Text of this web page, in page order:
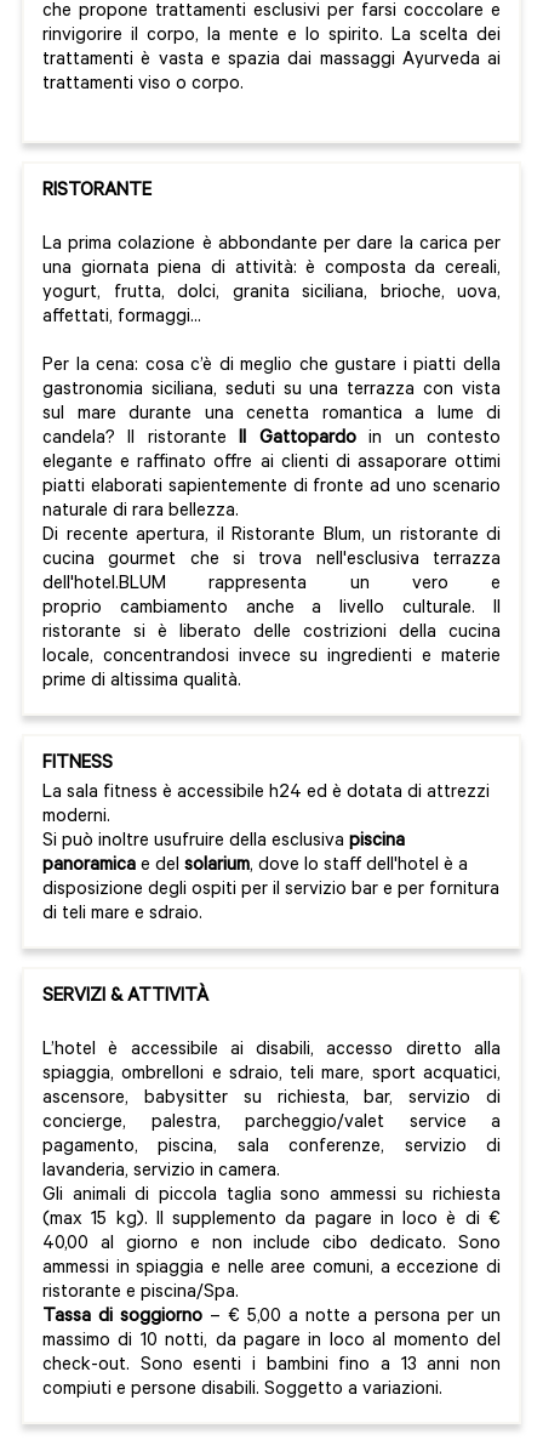
che propone trattamenti esclusivi per farsi coccolare e
rinvigorire il corpo, la mente e lo spirito. La scelta dei
trattamenti è vasta e spazia dai massaggi Ayurveda ai
trattamenti viso o corpo.
RISTORANTE
La prima colazione è abbondante per dare la carica per
una giornata piena di attività: è composta da cereali,
yogurt, frutta, dolci, granita siciliana, brioche, uova,
affettati, formaggi...
Per la cena: cosa c’è di meglio che gustare i piatti della
gastronomia siciliana, seduti su una terrazza con vista
sul mare durante una cenetta romantica a lume di
candela? Il ristoranteIl Gattopardoin un contesto
elegante e raffinato offre ai clienti di assaporare ottimi
piatti elaborati sapientemente di fronte ad uno scenario
naturale di rara bellezza.
Di recente apertura, il Ristorante Blum, un ristorante di
cucina gourmet che si trova nell'esclusiva terrazza
dell'hotel.BLUM rappresenta un vero e
proprio cambiamento anche a livello culturale. Il
ristorante si è liberato delle costrizioni della cucina
locale, concentrandosi invece su ingredienti e materie
prime di altissima qualità.
FITNESS
La sala fitness è accessibile h24 ed è dotata di attrezzi
moderni.
Si può inoltre usufruire della esclusiva piscina
panoramica e del solarium, dove lo staff dell'hotel è a
disposizione degli ospiti per il servizio bar e per fornitura
di teli mare e sdraio.
SERVIZI & ATTIVITÀ
L’hotel è accessibile ai disabili, accesso diretto alla
spiaggia, ombrelloni e sdraio, teli mare, sport acquatici,
ascensore, babysitter su richiesta, bar, servizio di
concierge, palestra, parcheggio/valet service a
pagamento, piscina, sala conferenze, servizio di
lavanderia, servizio in camera.
Gli animali di piccola taglia sono ammessi su richiesta
(max 15 kg). Il supplemento da pagare in loco è di €
40,00 al giorno e non include cibo dedicato. Sono
ammessi in spiaggia e nelle aree comuni, a eccezione di
ristorante e piscina/Spa.
Tassa di soggiorno – € 5,00 a notte a persona per un
massimo di 10 notti, da pagare in loco al momento del
check-out. Sono esenti i bambini fino a 13 anni non
compiuti e persone disabili. Soggetto a variazioni.